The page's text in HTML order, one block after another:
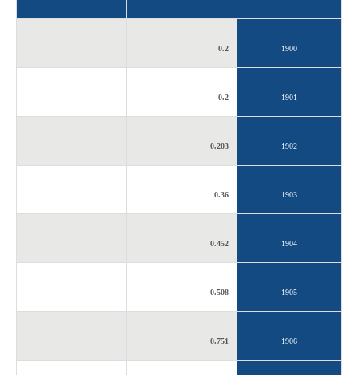
1900
0.2
1901
0.2
1902
0.203
1903
0.36
1904
0.452
1905
0.508
1906
0.751